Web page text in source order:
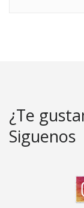
¿Te
Siguenos